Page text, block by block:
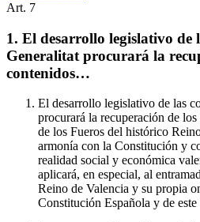
Art. 7
1. El desarrollo legislativo de
Generalitat procurará la
contenidos…
El desarrollo legislativo de las
procurará la recuperación de
de los Fueros del histórico
armonía con la Constitución y
realidad social y económica
aplicará, en especial, al
Reino de Valencia y su propia
Constitución Española y de